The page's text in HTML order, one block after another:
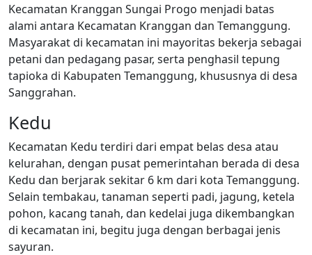
Kecamatan Kranggan Sungai Progo menjadi batas
alami antara Kecamatan Kranggan dan Temanggung.
Masyarakat di kecamatan ini mayoritas bekerja sebagai
petani dan pedagang pasar, serta penghasil tepung
tapioka di Kabupaten Temanggung, khususnya di desa
Sanggrahan.
Kedu
Kecamatan Kedu terdiri dari empat belas desa atau
kelurahan, dengan pusat pemerintahan berada di desa
Kedu dan berjarak sekitar 6 km dari kota Temanggung.
Selain tembakau, tanaman seperti padi, jagung, ketela
pohon, kacang tanah, dan kedelai juga dikembangkan
di kecamatan ini, begitu juga dengan berbagai jenis
sayuran.